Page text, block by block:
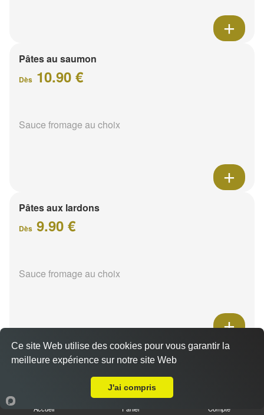
Pâtes au saumon
Dès 10.90 €
Sauce fromage au choix
Pâtes aux lardons
Dès 9.90 €
Sauce fromage au choix
Pâtes au poulet
Accueil Panier Compte
Ce site Web utilise des cookies pour vous garantir la
meilleure expérience sur notre site Web
J'ai compris